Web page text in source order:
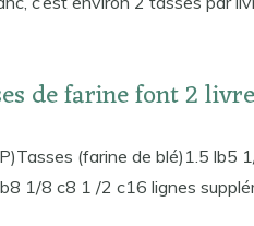
de farine font 2
(farine de blé)1.5
1/8 c8 1 /2 c16 lignes